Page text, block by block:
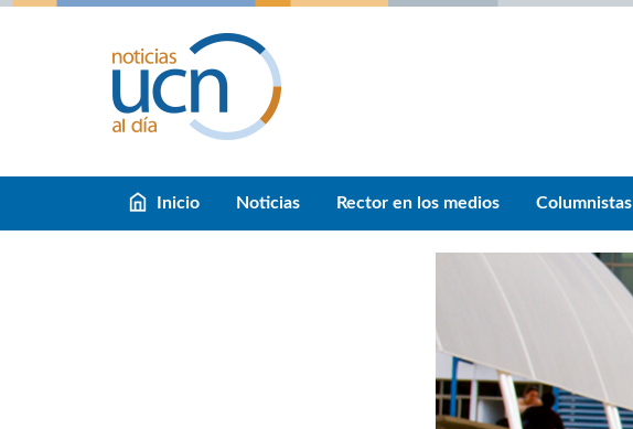
Inicio Noticias Rector en los medios Columnistas